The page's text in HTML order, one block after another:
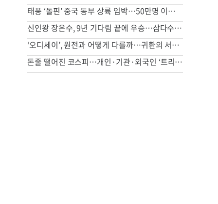
태풍 ‘돌핀’ 중국 동부 상륙 임박…50만명 이상 대피
신인왕 장은수, 9년 기다림 끝에 우승…삼다수 마스터스 정상
‘오디세이’, 원전과 어떻게 다를까…귀환의 서사 對 성찰의 서사
돈줄 떨어진 코스피…개인·기관·외국인 ‘트리플 자금’ 모두 줄었다